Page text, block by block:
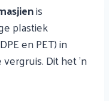
is
plastiek
en PET) in
Dit het 'n